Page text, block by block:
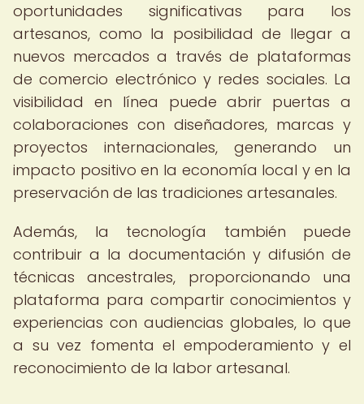
oportunidades significativas para los
artesanos, como la posibilidad de llegar a
nuevos mercados a través de plataformas
de comercio electrónico y redes sociales. La
visibilidad en línea puede abrir puertas a
colaboraciones con diseñadores, marcas y
proyectos internacionales, generando un
impacto positivo en la economía local y en la
preservación de las tradiciones artesanales.
Además, la tecnología también puede
contribuir a la documentación y difusión de
técnicas ancestrales, proporcionando una
plataforma para compartir conocimientos y
experiencias con audiencias globales, lo que
a su vez fomenta el empoderamiento y el
reconocimiento de la labor artesanal.